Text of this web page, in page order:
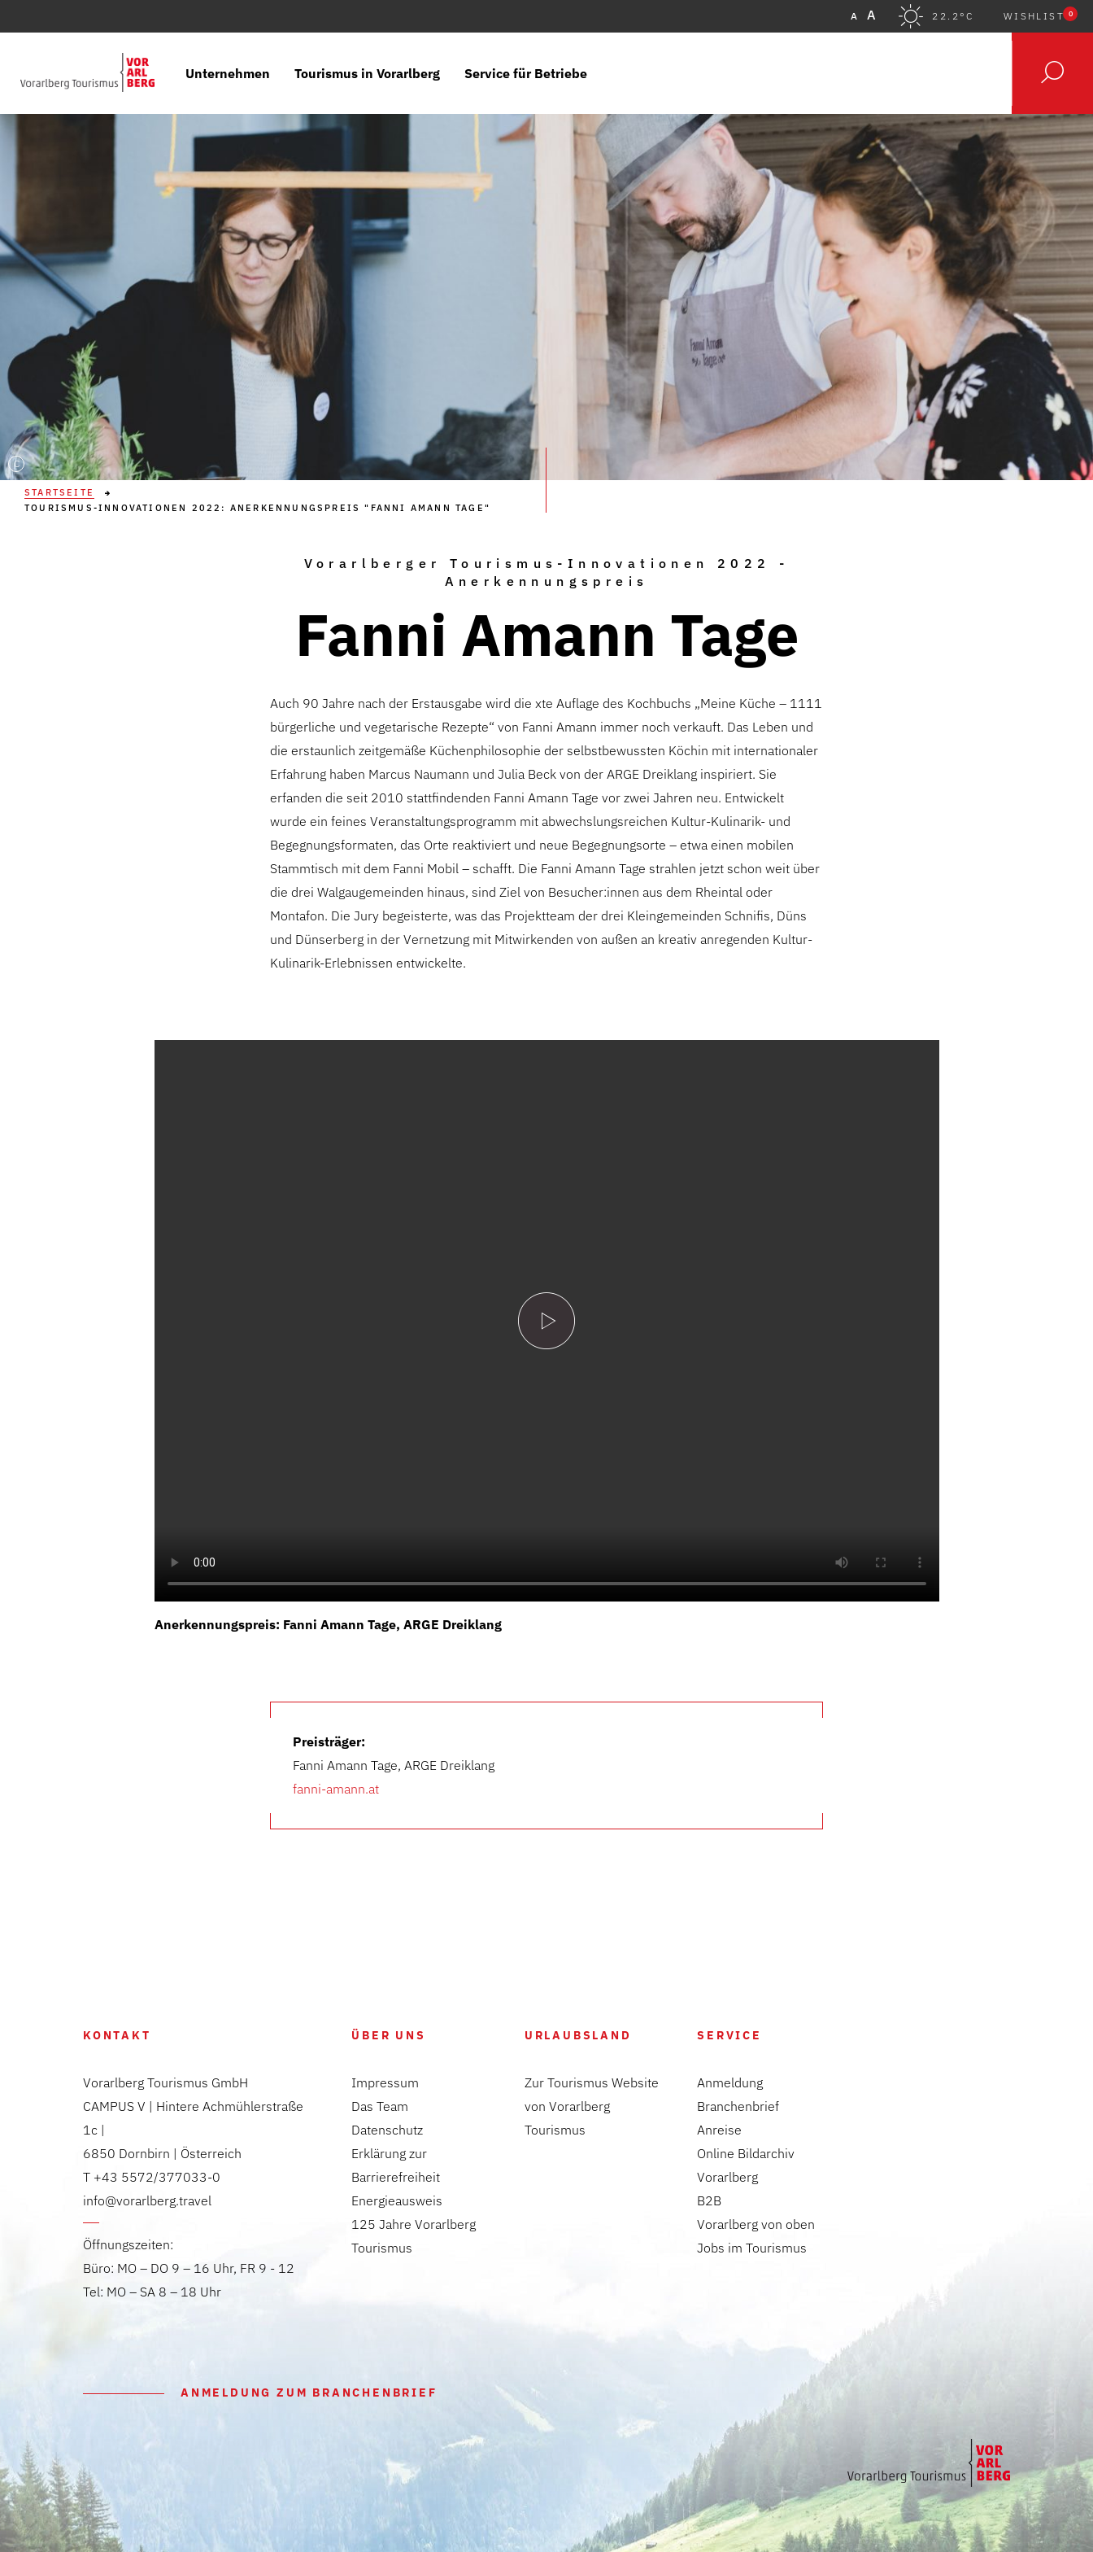
A A 22.2°C WISHLIST 0
Unternehmen Tourismus in Vorarlberg Service für Betriebe
C
STARTSEITE
TOURISMUS-INNOVATIONEN 2022: ANERKENNUNGSPREIS "FANNI AMANN TAGE"
Vorarlberger Tourismus-Innovationen 2022 -
Anerkennungspreis
Fanni Amann Tage
Auch 90 Jahre nach der Erstausgabe wird die xte Auflage des Kochbuchs „Meine Küche – 1111
bürgerliche und vegetarische Rezepte“ von Fanni Amann immer noch verkauft. Das Leben und
die erstaunlich zeitgemäße Küchenphilosophie der selbstbewussten Köchin mit internationaler
Erfahrung haben Marcus Naumann und Julia Beck von der ARGE Dreiklang inspiriert. Sie
erfanden die seit 2010 stattfindenden Fanni Amann Tage vor zwei Jahren neu. Entwickelt
wurde ein feines Veranstaltungsprogramm mit abwechslungsreichen Kultur-Kulinarik- und
Begegnungsformaten, das Orte reaktiviert und neue Begegnungsorte – etwa einen mobilen
Stammtisch mit dem Fanni Mobil – schafft. Die Fanni Amann Tage strahlen jetzt schon weit über
die drei Walgaugemeinden hinaus, sind Ziel von Besucher:innen aus dem Rheintal oder
Montafon. Die Jury begeisterte, was das Projektteam der drei Kleingemeinden Schnifis, Düns
und Dünserberg in der Vernetzung mit Mitwirkenden von außen an kreativ anregenden Kultur-
Kulinarik-Erlebnissen entwickelte.
Anerkennungspreis: Fanni Amann Tage, ARGE Dreiklang
Preisträger:
Fanni Amann Tage, ARGE Dreiklang
fanni-amann.at
KONTAKT
Vorarlberg Tourismus GmbH
CAMPUS V | Hintere Achmühlerstraße
1c |
6850 Dornbirn | Österreich
T +43 5572/377033-0
info@vorarlberg.travel
Öffnungszeiten:
Büro: MO – DO 9 – 16 Uhr, FR 9 - 12
Tel: MO – SA 8 – 18 Uhr
ÜBER UNS
Impressum
Das Team
Datenschutz
Erklärung zur
Barrierefreiheit
Energieausweis
125 Jahre Vorarlberg
Tourismus
URLAUBSLAND
Zur Tourismus Website
von Vorarlberg
Tourismus
SERVICE
Anmeldung
Branchenbrief
Anreise
Online Bildarchiv
Vorarlberg
B2B
Vorarlberg von oben
Jobs im Tourismus
ANMELDUNG ZUM BRANCHENBRIEF